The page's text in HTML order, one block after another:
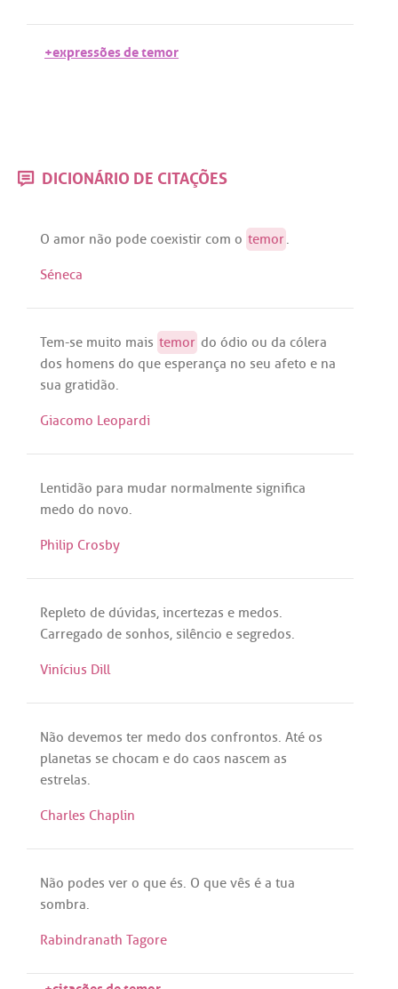
+expressões de temor
DICIONÁRIO DE CITAÇÕES
O amor não pode coexistir com o temor.
Séneca
Tem-se muito mais temor do ódio ou da cólera
dos homens do que esperança no seu afeto e na
sua gratidão.
Giacomo Leopardi
Lentidão para mudar normalmente significa
medo do novo.
Philip Crosby
Repleto de dúvidas, incertezas e medos.
Carregado de sonhos, silêncio e segredos.
Vinícius Dill
Não devemos ter medo dos confrontos. Até os
planetas se chocam e do caos nascem as
estrelas.
Charles Chaplin
Não podes ver o que és. O que vês é a tua
sombra.
Rabindranath Tagore